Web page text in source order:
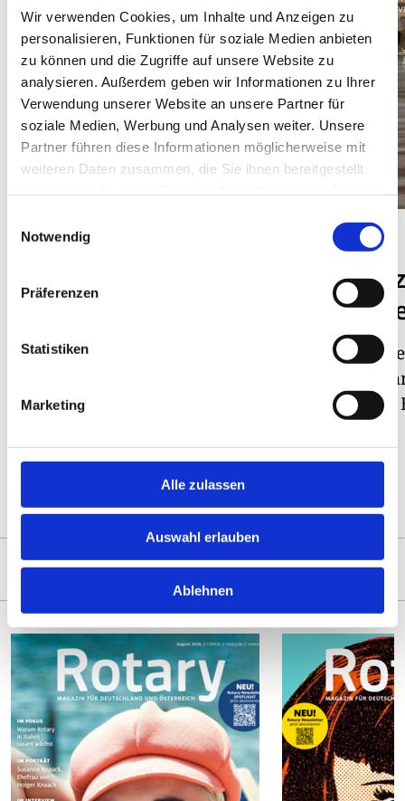
Wir verwenden Cookies, um Inhalte und Anzeigen zu
personalisieren, Funktionen für soziale Medien anbieten
zu können und die Zugriffe auf unsere Website zu
analysieren. Außerdem geben wir Informationen zu Ihrer
Verwendung unserer Website an unsere Partner für
soziale Medien, Werbung und Analysen weiter. Unsere
Partner führen diese Informationen möglicherweise mit
weiteren Daten zusammen, die Sie ihnen bereitgestellt
Notwendig
Präferenzen
Statistiken
Marketing
Alle zulassen
Auswahl erlauben
Ablehnen
NEWS
Team- und
Mitte Oktober trafen sich der
Mitgliederausschuss in
gemeinsamen Diskussionen.
21.10.25
EXLIBRIS
Die
Michael
50° Nord),
196 Seiten,
ZUM MAGAZIN